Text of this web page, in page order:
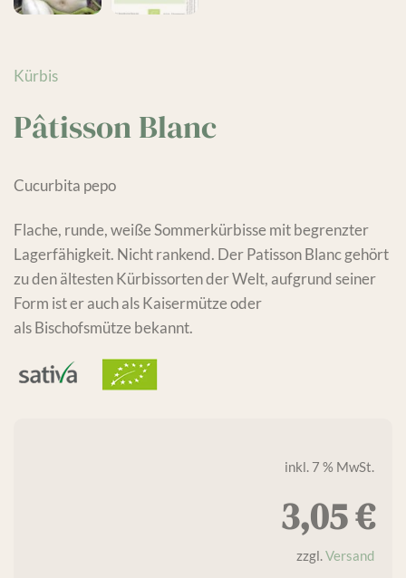
Kürbis
Pâtisson Blanc
Cucurbita pepo
Flache, runde, weiße Sommerkürbisse mit begrenzter
Lagerfähigkeit. Nicht rankend. Der Patisson Blanc gehört
zu den ältesten Kürbissorten der Welt, aufgrund seiner
Form ist er auch als Kaisermütze oder
als Bischofsmütze bekannt.
inkl. 7 % MwSt.
3,05€
zzgl.Versand